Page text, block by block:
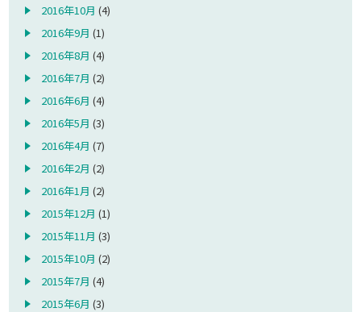
2016年10月 (4)
2016年9月 (1)
2016年8月 (4)
2016年7月 (2)
2016年6月 (4)
2016年5月 (3)
2016年4月 (7)
2016年2月 (2)
2016年1月 (2)
2015年12月 (1)
2015年11月 (3)
2015年10月 (2)
2015年7月 (4)
2015年6月 (3)